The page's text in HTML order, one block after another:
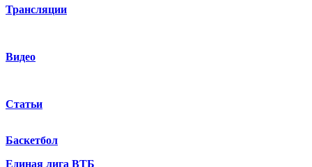
Трансляции
Видео
Статьи
Баскетбол
Единая лига ВТБ